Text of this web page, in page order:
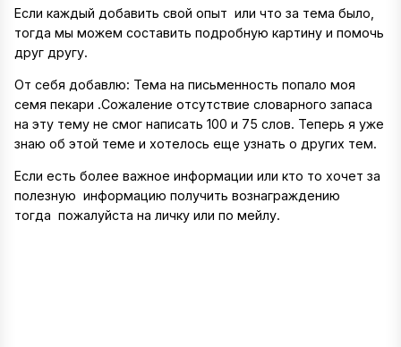
Если каждый добавить свой опыт или что за тема было,
тогда мы можем составить подробную картину и помочь
друг другу.
От себя добавлю: Тема на письменность попало моя
семя пекари .Сожаление отсутствие словарного запаса
на эту тему не смог написать 100 и 75 слов. Теперь я уже
знаю об этой теме и хотелось еще узнать о других тем.
Если есть более важное информации или кто то хочет за
полезную информацию получить вознаграждению
тогда пожалуйста на личку или по мейлу.